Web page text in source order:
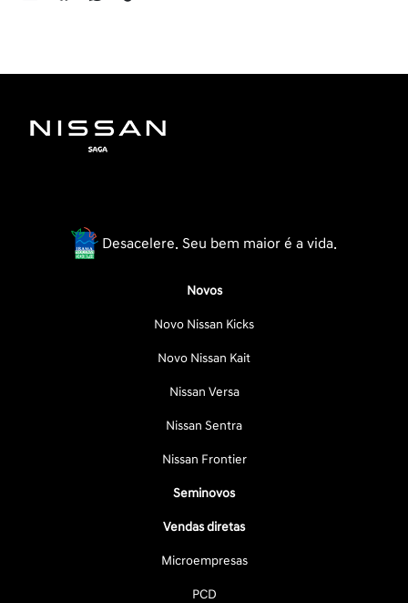
Desacelere. Seu bem maior é a vida.
Novos
Novo Nissan Kicks
Novo Nissan Kait
Nissan Versa
Nissan Sentra
Nissan Frontier
Seminovos
Vendas diretas
Microempresas
PCD